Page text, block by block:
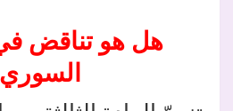
هل هو تناقض